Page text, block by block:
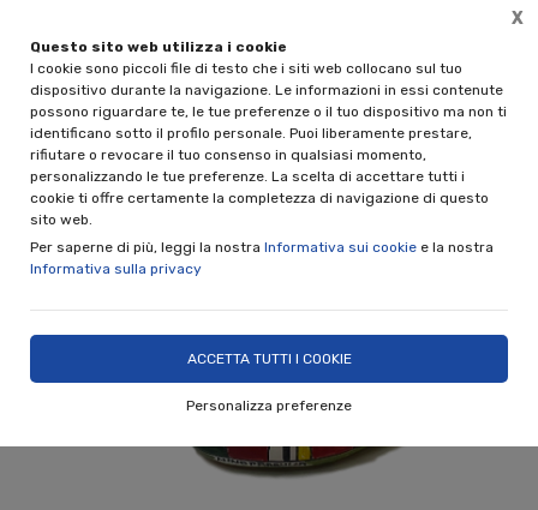
Questo sito web utilizza i cookie
I cookie sono piccoli file di testo che i siti web collocano sul tuo
dispositivo durante la navigazione. Le informazioni in essi contenute
possono riguardare te, le tue preferenze o il tuo dispositivo ma non ti
identificano sotto il profilo personale. Puoi liberamente prestare,
rifiutare o revocare il tuo consenso in qualsiasi momento,
personalizzando le tue preferenze. La scelta di accettare tutti i
cookie ti offre certamente la completezza di navigazione di questo
sito web.
Per saperne di più, leggi la nostra Informativa sui cookie e la nostra
Informativa sulla privacy
ACCETTA TUTTI I COOKIE
Personalizza preferenze
X
Spedizione gratuita per acquisti superiori a €
(solo per spedizioni in Italia)